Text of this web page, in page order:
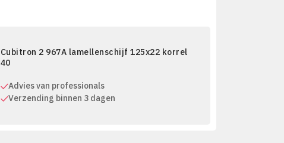
Cubitron 2 967A lamellenschijf 125x22 korrel
40
Advies van professionals
Verzending binnen 3 dagen